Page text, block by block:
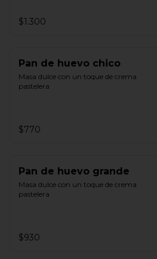
$1.300
Pan de huevo chico
Masa dulce con un toque de crema
pastelera
$770
Pan de huevo grande
Masa dulce con un toque de crema
pastelera
$930